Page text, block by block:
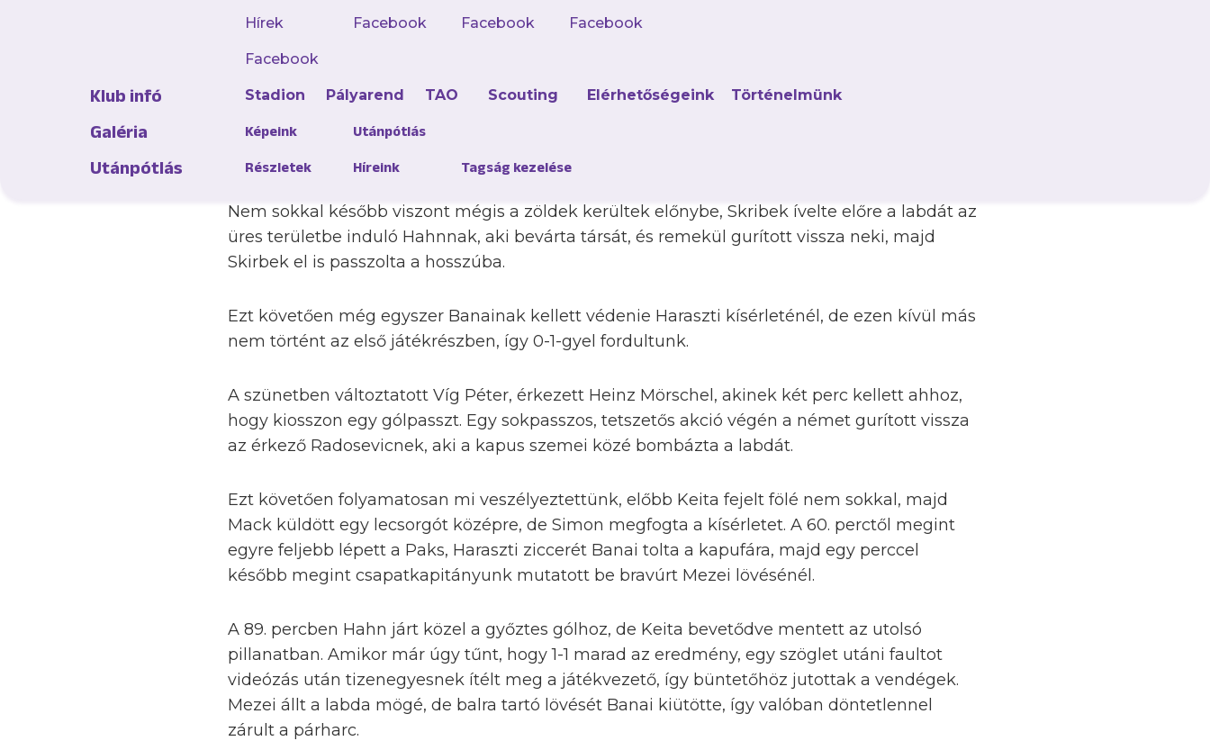
Hírek
Facebook
Facebook Facebook Facebook
Klub infó Stadion Pályarend TAO Scouting Elérhetőségeink Történelmünk
Galéria Képeink Utánpótlás
Utánpótlás Részletek Híreink Tagság kezelése
Az első 10 percben aktívabban kezdett a Paks, főleg éles beadásokkal próbálkozott, de csak
kezdeményezést, elől Sasere és Ambrose erőből és sebességből többször is megverte a
védősort. Az első játékrész legnagyobb hazai helyzete Ambrose előtt adódott, aki
megfutotta emberét, majd kiszorított helyzetből lőtt, de Simon hárított.
Nem sokkal később viszont mégis a zöldek kerültek előnybe, Skribek ívelte előre a labdát az
üres területbe induló Hahnnak, aki bevárta társát, és remekül gurított vissza neki, majd
Skirbek el is passzolta a hosszúba.
Ezt követően még egyszer Banainak kellett védenie Haraszti kísérleténél, de ezen kívül más
nem történt az első játékrészben, így 0-1-gyel fordultunk.
A szünetben változtatott Víg Péter, érkezett Heinz Mörschel, akinek két perc kellett ahhoz,
hogy kiosszon egy gólpasszt. Egy sokpasszos, tetszetős akció végén a német gurított vissza
az érkező Radosevicnek, aki a kapus szemei közé bombázta a labdát.
Ezt követően folyamatosan mi veszélyeztettünk, előbb Keita fejelt fölé nem sokkal, majd
Mack küldött egy lecsorgót középre, de Simon megfogta a kísérletet. A 60. perctől megint
egyre feljebb lépett a Paks, Haraszti ziccerét Banai tolta a kapufára, majd egy perccel
később megint csapatkapitányunk mutatott be bravúrt Mezei lövésénél.
A 89. percben Hahn járt közel a győztes gólhoz, de Keita bevetődve mentett az utolsó
pillanatban. Amikor már úgy tűnt, hogy 1-1 marad az eredmény, egy szöglet utáni faultot
videózás után tizenegyesnek ítélt meg a játékvezető, így büntetőhöz jutottak a vendégek.
Mezei állt a labda mögé, de balra tartó lövését Banai kiütötte, így valóban döntetlennel
zárult a párharc.